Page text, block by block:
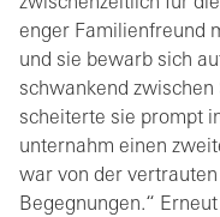
zwischenzeitlich für
enger Familienfreund
und sie bewarb sich
schwankend
scheiterte sie prompt
unternahm einen
war von der
Begegnungen.“